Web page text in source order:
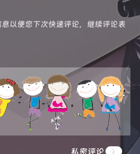
以便您下次快速评论，继续评论表
私密评论